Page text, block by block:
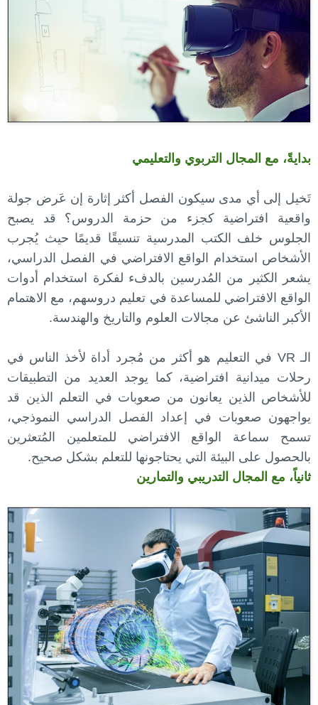
بدايةً، مع المجال التربوي والتعليمي
تَخيل إلى أي مدى سيكون الفصل أكثر إثارة إن عَرض جولة
واقعية افتراضية كجزء من حزمة الدروس؟ قد يصبح
الجلوس خلف الكتب المدرسية تنسيقًا قديمًا حيث يُجرب
الأشخاص استخدام الواقع الافتراضي في الفصل الدراسي،
يشعر الكثير من المُدرسين بالدفء لفكرة استخدام أدوات
الواقع الافتراضي للمساعدة في تعليم دروسهم، مع الاهتمام
الأكبر الناشئ عن مجالات العلوم والتاريخ والهندسة.
الـ VR في التعليم هو أكثر من مُجرد أداة لأخذ الناس في
رحلات ميدانية افتراضية، كما يوجد العديد من التطبيقات
للأشخاص الذين يعانون من صعوبات في التعلم الذين قد
يواجهون صعوبات في إعداد الفصل الدراسي النموذجي،
تسمح سماعة الواقع الافتراضي للمتعلمين المُتعثرين
بالحصول على البيئة التي يحتاجونها للتعلم بشكل صحيح.
ثانياً، مع المجال التدريبي والتمارين